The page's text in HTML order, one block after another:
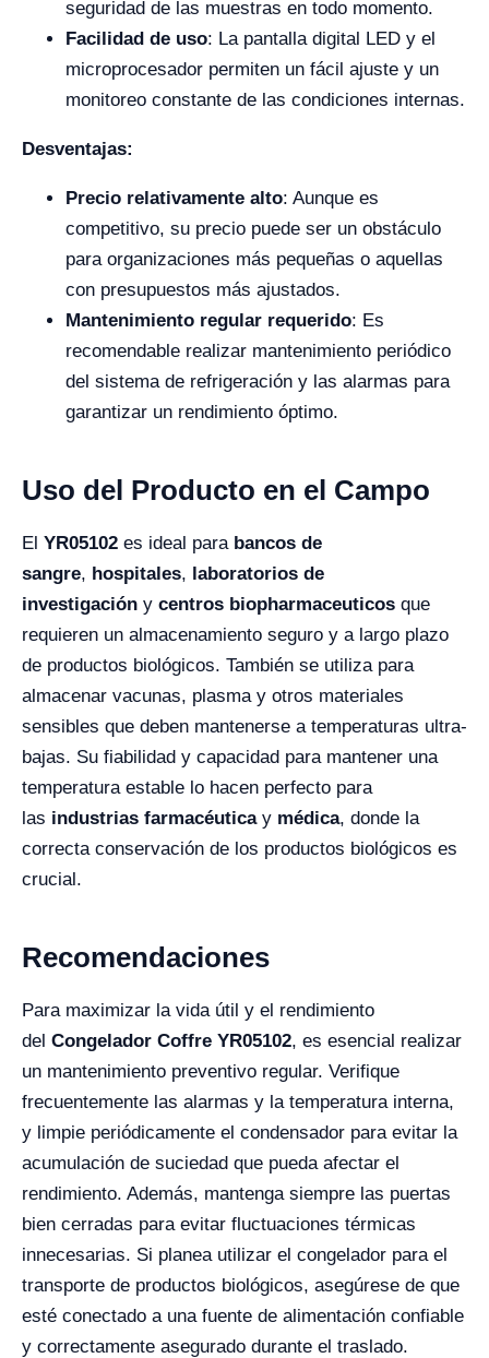
seguridad de las muestras en todo momento.
Facilidad de uso: La pantalla digital LED y el
microprocesador permiten un fácil ajuste y un
monitoreo constante de las condiciones internas.
Desventajas:
Precio relativamente alto: Aunque es
competitivo, su precio puede ser un obstáculo
para organizaciones más pequeñas o aquellas
con presupuestos más ajustados.
Mantenimiento regular requerido: Es
recomendable realizar mantenimiento periódico
del sistema de refrigeración y las alarmas para
garantizar un rendimiento óptimo.
Uso del Producto en el Campo
El YR05102 es ideal para bancos de
sangre, hospitales, laboratorios de
investigación y centros biopharmaceuticos que
requieren un almacenamiento seguro y a largo plazo
de productos biológicos. También se utiliza para
almacenar vacunas, plasma y otros materiales
sensibles que deben mantenerse a temperaturas ultra-
bajas. Su fiabilidad y capacidad para mantener una
temperatura estable lo hacen perfecto para
las industrias farmacéuticay médica, donde la
correcta conservación de los productos biológicos es
crucial.
Recomendaciones
Para maximizar la vida útil y el rendimiento
del Congelador Coffre YR05102, es esencial realizar
un mantenimiento preventivo regular. Verifique
frecuentemente las alarmas y la temperatura interna,
y limpie periódicamente el condensador para evitar la
acumulación de suciedad que pueda afectar el
rendimiento. Además, mantenga siempre las puertas
bien cerradas para evitar fluctuaciones térmicas
innecesarias. Si planea utilizar el congelador para el
transporte de productos biológicos, asegúrese de que
esté conectado a una fuente de alimentación confiable
y correctamente asegurado durante el traslado.